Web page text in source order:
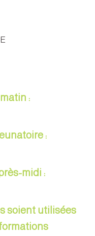
:
:
midi :
soient utilisées